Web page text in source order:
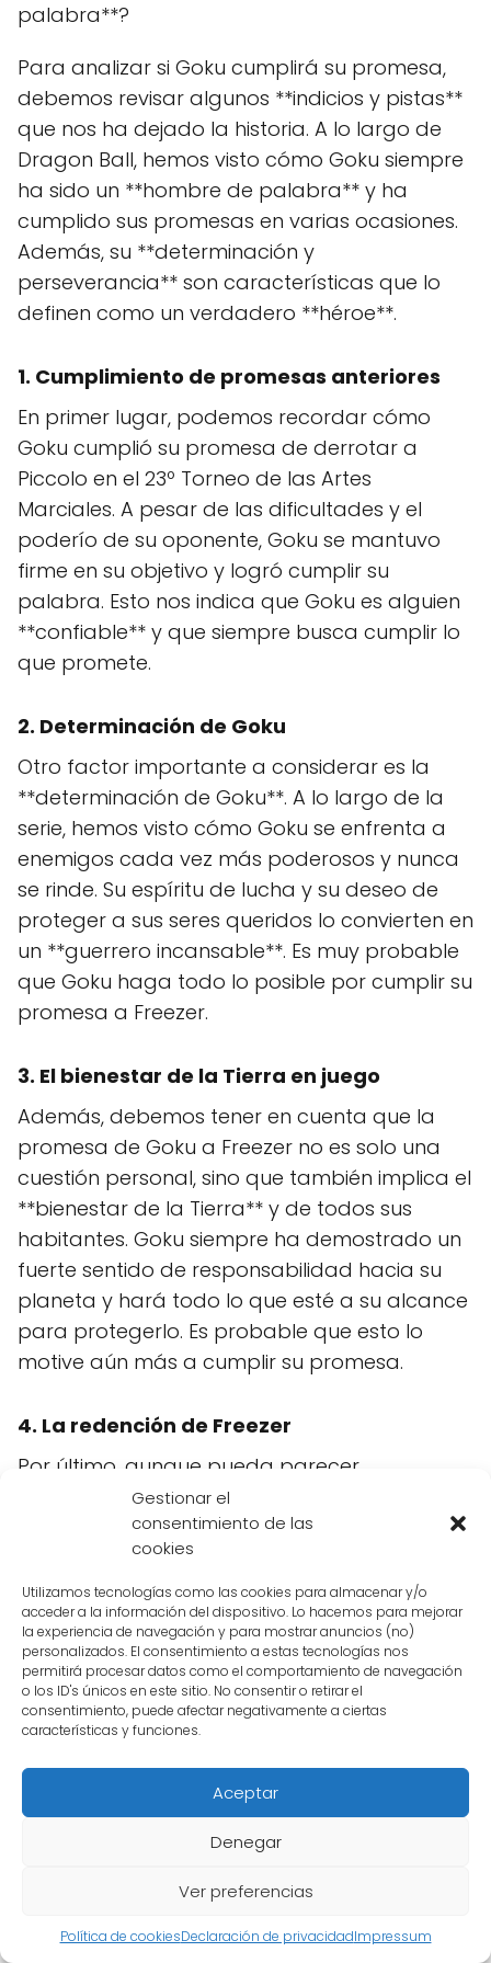
Gestionar el
consentimiento de las
cookies
Utilizamos tecnologías como las cookies para almacenar y/o
acceder a la información del dispositivo. Lo hacemos para mejorar
la experiencia de navegación y para mostrar anuncios (no)
personalizados. El consentimiento a estas tecnologías nos
permitirá procesar datos como el comportamiento de navegación
o los ID's únicos en este sitio. No consentir o retirar el
consentimiento, puede afectar negativamente a ciertas
características y funciones.
Aceptar
Denegar
Ver preferencias
Política de cookiesDeclaración de privacidadImpressum
palabra**?
Para analizar si Goku cumplirá su promesa,
debemos revisar algunos **indicios y pistas**
que nos ha dejado la historia. A lo largo de
Dragon Ball, hemos visto cómo Goku siempre
ha sido un **hombre de palabra** y ha
cumplido sus promesas en varias ocasiones.
Además, su **determinación y
perseverancia** son características que lo
definen como un verdadero **héroe**.
1. Cumplimiento de promesas anteriores
En primer lugar, podemos recordar cómo
Goku cumplió su promesa de derrotar a
Piccolo en el 23º Torneo de las Artes
Marciales. A pesar de las dificultades y el
poderío de su oponente, Goku se mantuvo
firme en su objetivo y logró cumplir su
palabra. Esto nos indica que Goku es alguien
**confiable** y que siempre busca cumplir lo
que promete.
2. Determinación de Goku
Otro factor importante a considerar es la
**determinación de Goku**. A lo largo de la
serie, hemos visto cómo Goku se enfrenta a
enemigos cada vez más poderosos y nunca
se rinde. Su espíritu de lucha y su deseo de
proteger a sus seres queridos lo convierten en
un **guerrero incansable**. Es muy probable
que Goku haga todo lo posible por cumplir su
promesa a Freezer.
3. El bienestar de la Tierra en juego
Además, debemos tener en cuenta que la
promesa de Goku a Freezer no es solo una
cuestión personal, sino que también implica el
**bienestar de la Tierra** y de todos sus
habitantes. Goku siempre ha demostrado un
fuerte sentido de responsabilidad hacia su
planeta y hará todo lo que esté a su alcance
para protegerlo. Es probable que esto lo
motive aún más a cumplir su promesa.
4. La redención de Freezer
Por último, aunque pueda parecer
contradictorio, la promesa de Goku también
podría estar relacionada con la **redención
de Freezer**. A lo largo de la serie, hemos
visto cómo Goku ha dado segundas
oportunidades a sus enemigos y ha buscado
que encuentren la redención. Si Goku logra
derrotar a Freezer y enviarlo al infierno,
podría ser una forma de ayudarlo a
encontrar la paz y la redención.
Basándonos en los indicios y pistas que nos
ha dejado la historia de Dragon Ball, es muy
probable que Goku cumpla su promesa a
Freezer. Su historial de cumplimiento de
sentido de responsabilidad y su posible